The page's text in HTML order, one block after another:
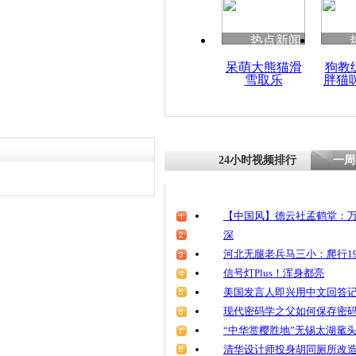
热点新闻
呆萌大熊猫滑
雪取乐
狗教
胖猫
24小时视频排行 一
【中国风】德云社孟鹤堂：
深
河北无腿老兵马三小：爬行
信号灯Plus！浑身都亮
美国发言人即兴用中文回答
现代密码学之父如何保存
“中华赏樱胜地”无锡太湖鼋
清华设计师投身胡同厕所改